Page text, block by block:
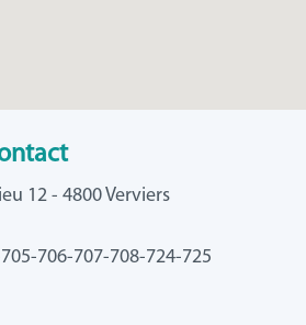
12 - 4800 Verviers
706-707-708-724-725